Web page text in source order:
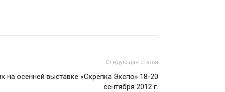
Следующая статья
на осенней выставке «Скрепка Экспо» 18-20
сентября 2012 г.